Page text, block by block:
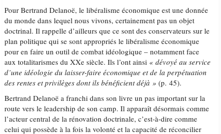
Pour Bertrand Delanoë, le libéralisme économique est une donnée
du monde dans lequel nous vivons, certainement pas un objet
doctrinal. Il rappelle d’ailleurs que ce sont des conservateurs sur le
plan politique qui se sont appropriés le libéralisme économique
pour en faire un outil de combat idéologique – notamment face
aux totalitarismes du XXe siècle. Ils l’ont ainsi « dévoyé au service
d’une idéologie du laisser-faire économique et de la perpétuation
des rentes et privilèges dont ils bénéficient déjà » (p. 45).
Bertrand Delanoë a franchi dans son livre un pas important sur la
route vers le leadership de son camp. Il apparaît désormais comme
l’acteur central de la rénovation doctrinale, c’est-à-dire comme
celui qui possède à la fois la volonté et la capacité de réconcilier